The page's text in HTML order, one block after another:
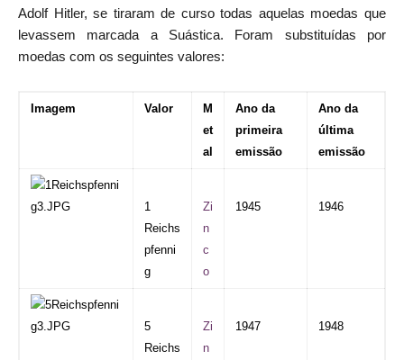
Adolf Hitler, se tiraram de curso todas aquelas moedas que
levassem marcada a Suástica. Foram substituídas por
moedas com os seguintes valores:
Imagem Valor
M
et
al
Ano da
primeira
emissão
Ano da
última
emissão
1
Reichs
pfenni
g
Zi
n
c
o
1945 1946
5
Reichs
Zi
n
1947 1948